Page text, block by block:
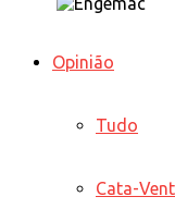
Opinião
Tudo
Cata-